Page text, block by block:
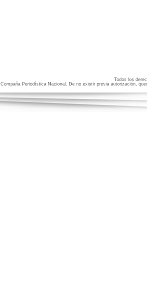
Todos los
Compaña Periodística Nacional. De no existir previa autorización,